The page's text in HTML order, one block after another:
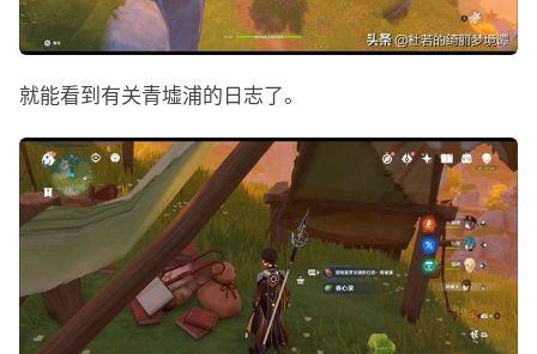
就能看到有关青墟浦的日志了。